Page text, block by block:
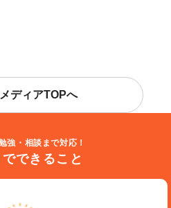
ディアTOPへ
強・相談まで対応！
できること